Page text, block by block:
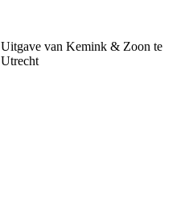
Uitgave van Kemink & Zoon te
Utrecht